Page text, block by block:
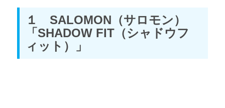
１ SALOMON（サロモン）
「SHADOW FIT（シャドウフ
ィット）」